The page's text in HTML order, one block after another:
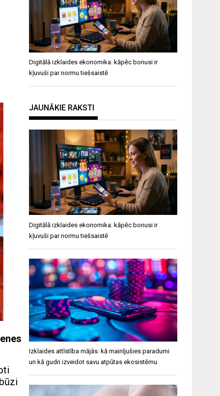
Digitālā izklaides ekonomika: kāpēc bonusi ir
kļuvuši par normu tiešsaistē
JAUNĀKIE RAKSTI
Digitālā izklaides ekonomika: kāpēc bonusi ir
kļuvuši par normu tiešsaistē
Izklaides attīstība mājās: kā mainījušies paradumi
un kā gudri izveidot savu atpūtas ekosistēmu